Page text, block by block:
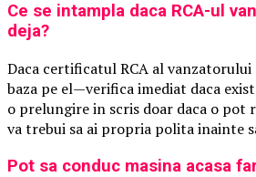
Ce se intampla daca RCA-ul
deja?
Daca certificatul RCA al
baza pe el—verifica imediat daca
o prelungire in scris doar daca o pot
va trebui sa ai propria polita inainte
Pot sa conduc masina acasa